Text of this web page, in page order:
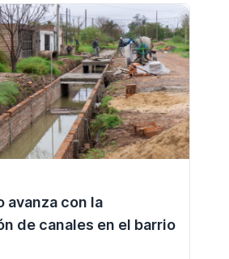
y la reinserción social,
de la cultura como herramienta
y nuevas oportunidades.
avanza con la
de canales en el barrio